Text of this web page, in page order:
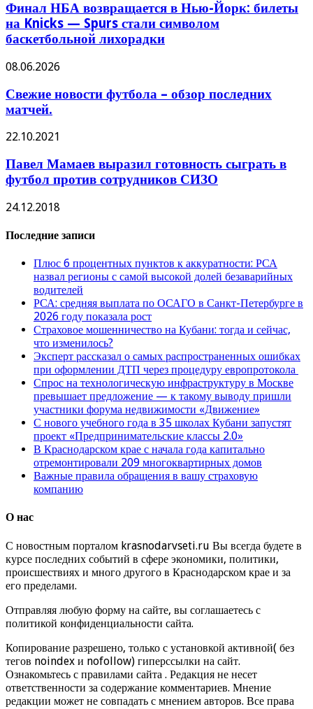
Финал НБА возвращается в Нью-Йорк: билеты
на Knicks — Spurs стали символом
баскетбольной лихорадки
08.06.2026
Свежие новости футбола – обзор последних
матчей.
22.10.2021
Павел Мамаев выразил готовность сыграть в
футбол против сотрудников СИЗО
24.12.2018
Последние записи
Плюс 6 процентных пунктов к аккуратности: РСА
назвал регионы с самой высокой долей безаварийных
водителей
РСА: средняя выплата по ОСАГО в Санкт-Петербурге в
2026 году показала рост
Страховое мошенничество на Кубани: тогда и сейчас,
что изменилось?
Эксперт рассказал о самых распространенных ошибках
при оформлении ДТП через процедуру европротокола
Спрос на технологическую инфраструктуру в Москве
превышает предложение — к такому выводу пришли
участники форума недвижимости «Движение»
С нового учебного года в 35 школах Кубани запустят
проект «Предпринимательские классы 2.0»
В Краснодарском крае с начала года капитально
отремонтировали 209 многоквартирных домов
Важные правила обращения в вашу страховую
компанию
О нас
С новостным порталом krasnodarvseti.ru Вы всегда будете в
курсе последних событий в сфере экономики, политики,
происшествиях и много другого в Краснодарском крае и за
его пределами.
Отправляя любую форму на сайте, вы соглашаетесь с
политикой конфиденциальности сайта.
Копирование разрешено, только с установкой активной( без
тегов noindex и nofollow) гиперссылки на сайт.
Ознакомьтесь с правилами сайта . Редакция не несет
ответственности за содержание комментариев. Мнение
редакции может не совпадать с мнением авторов. Все права